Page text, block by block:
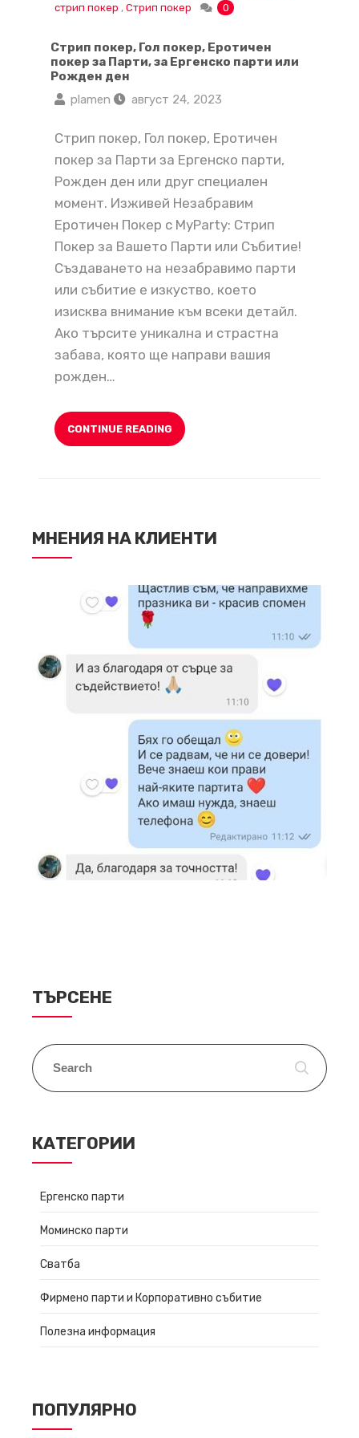
стрип покер , Стрип покер 0
Стрип покер, Гол покер, Еротичен
покер за Парти, за Ергенско парти или
Рожден ден
plamen
август 24, 2023
Стрип покер, Гол покер, Еротичен
покер за Парти за Ергенско парти,
Рожден ден или друг специален
момент. Изживей Незабравим
Еротичен Покер с MyParty: Стрип
Покер за Вашето Парти или Събитие!
Създаването на незабравимо парти
или събитие е изкуство, което
изисква внимание към всеки детайл.
Ако търсите уникална и страстна
забава, която ще направи вашия
рожден…
CONTINUE READING
МНЕНИЯ НА КЛИЕНТИ
ТЪРСЕНЕ
КАТЕГОРИИ
Ергенско парти
Моминско парти
Сватба
Фирмено парти и Корпоративно събитие
Полезна информация
ПОПУЛЯРНО